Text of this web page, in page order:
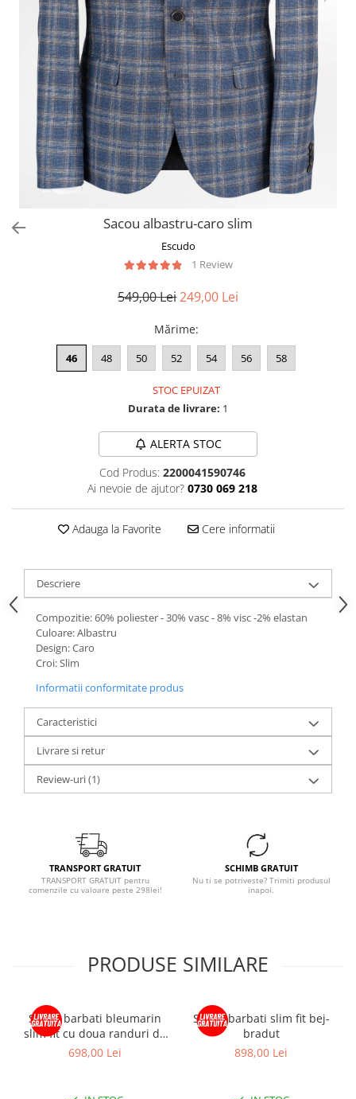
Sacou albastru-caro slim
Escudo
1 Review
549,00 Lei249,00 Lei
Mărime:
46 48 50 52 54 56 58
STOC EPUIZAT
Durata de livrare: 1
ALERTA STOC
Cod Produs: 2200041590746
Ai nevoie de ajutor? 0730 069 218
Adauga la Favorite Cere informatii
Descriere
Compozitie: 60% poliester - 30% vasc - 8% visc -2% elastan
Culoare: Albastru
Design: Caro
Croi: Slim
Informatii conformitate produs
Caracteristici
Livrare si retur
Review-uri(1)
TRANSPORT GRATUIT
TRANSPORT GRATUIT pentru
comenzile cu valoare peste 298lei!
SCHIMB GRATUIT
Nu ti se potriveste? Trimiti produsul
inapoi.
PRODUSE SIMILARE
Sacou barbati bleumarin
slim fit cu doua randuri de
nasturi
698,00 Lei
Sacou barbati slim fit bej-
bradut
898,00 Lei